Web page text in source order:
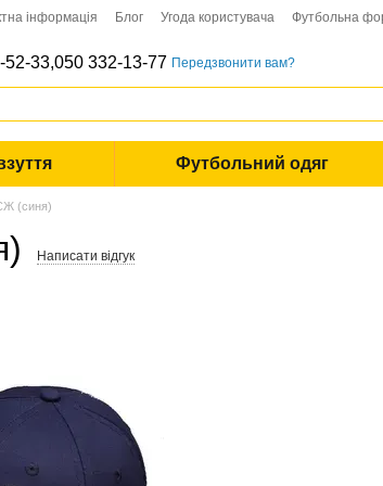
інформація Блог Угода користувача Футбольна
52-33,050 332-13-77 Передзвонити вам?
Футбольний одяг
(синя)
Написати відгук